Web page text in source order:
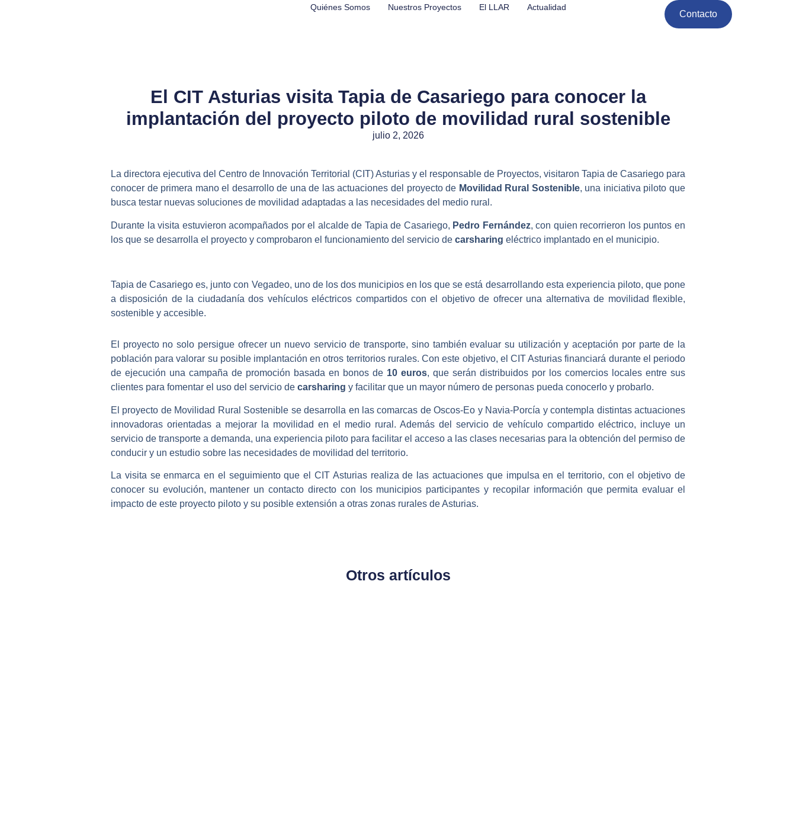
Quiénes Somos Nuestros Proyectos El LLAR Actualidad
Contacto
El CIT Asturias visita Tapia de Casariego para conocer la
implantación del proyecto piloto de movilidad rural sostenible
julio 2, 2026
La directora ejecutiva del Centro de Innovación Territorial (CIT) Asturias y el responsable de Proyectos, visitaron Tapia de Casariego para
conocer de primera mano el desarrollo de una de las actuaciones del proyecto de Movilidad Rural Sostenible, una iniciativa piloto que
busca testar nuevas soluciones de movilidad adaptadas a las necesidades del medio rural.
Durante la visita estuvieron acompañados por el alcalde de Tapia de Casariego, Pedro Fernández, con quien recorrieron los puntos en
los que se desarrolla el proyecto y comprobaron el funcionamiento del servicio de carsharing eléctrico implantado en el municipio.
Tapia de Casariego es, junto con Vegadeo, uno de los dos municipios en los que se está desarrollando esta experiencia piloto, que pone
a disposición de la ciudadanía dos vehículos eléctricos compartidos con el objetivo de ofrecer una alternativa de movilidad flexible,
sostenible y accesible.
El proyecto no solo persigue ofrecer un nuevo servicio de transporte, sino también evaluar su utilización y aceptación por parte de la
población para valorar su posible implantación en otros territorios rurales. Con este objetivo, el CIT Asturias financiará durante el periodo
de ejecución una campaña de promoción basada en bonos de 10 euros, que serán distribuidos por los comercios locales entre sus
clientes para fomentar el uso del servicio de carsharing y facilitar que un mayor número de personas pueda conocerlo y probarlo.
El proyecto de Movilidad Rural Sostenible se desarrolla en las comarcas de Oscos-Eo y Navia-Porcía y contempla distintas actuaciones
innovadoras orientadas a mejorar la movilidad en el medio rural. Además del servicio de vehículo compartido eléctrico, incluye un
servicio de transporte a demanda, una experiencia piloto para facilitar el acceso a las clases necesarias para la obtención del permiso de
conducir y un estudio sobre las necesidades de movilidad del territorio.
La visita se enmarca en el seguimiento que el CIT Asturias realiza de las actuaciones que impulsa en el territorio, con el objetivo de
conocer su evolución, mantener un contacto directo con los municipios participantes y recopilar información que permita evaluar el
impacto de este proyecto piloto y su posible extensión a otras zonas rurales de Asturias.
Otros artículos